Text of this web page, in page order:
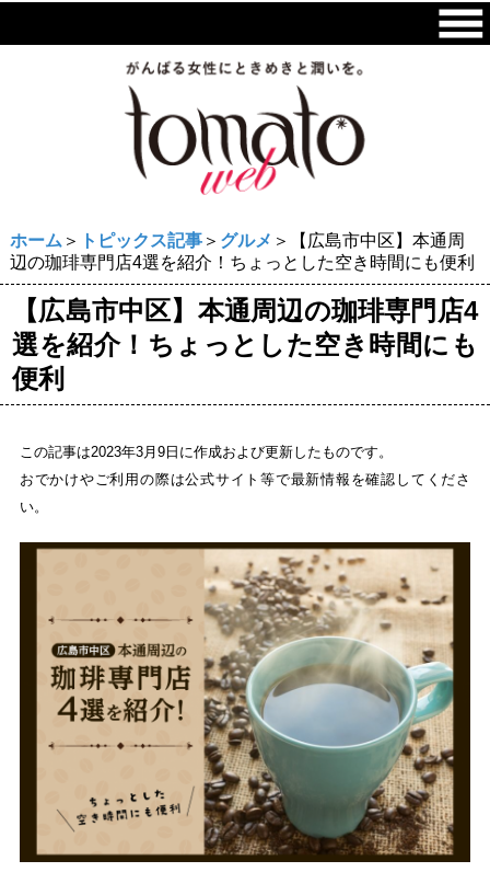
ホーム ＞ トピックス記事＞ グルメ ＞【広島市中区】本通周
辺の珈琲専門店4選を紹介！ちょっとした空き時間にも便利
【広島市中区】本通周辺の珈琲専門店4
選を紹介！ちょっとした空き時間にも
便利
この記事は2023年3月9日に作成および更新したものです。
おでかけやご利用の際は公式サイト等で最新情報を確認してくださ
い。